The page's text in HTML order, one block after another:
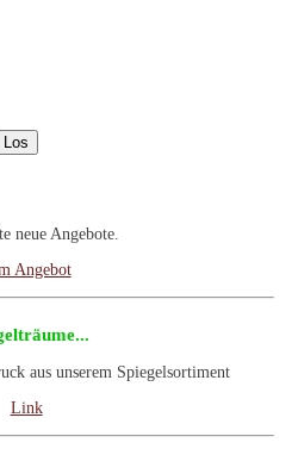
neue Angebote.
Angebot
aus unserem Spiegelsortiment
Link